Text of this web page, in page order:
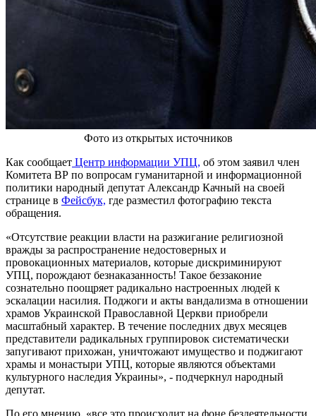
Фото из открытых источников
Как сообщает Центр информации УПЦ, об этом заявил член
Комитета ВР по вопросам гуманитарной и информационной
политики народный депутат Александр Качный на своей
странице в Фейсбук, где разместил фотографию текста
обращения.
«Отсутствие реакции власти на разжигание религиозной
вражды за распространение недостоверных и
провокационных материалов, которые дискриминируют
УПЦ, порождают безнаказанность! Такое беззаконие
сознательно поощряет радикально настроенных людей к
эскалации насилия. Поджоги и акты вандализма в отношении
храмов Украинской Православной Церкви приобрели
масштабный характер. В течение последних двух месяцев
представители радикальных группировок систематически
запугивают прихожан, уничтожают имущество и поджигают
храмы и монастыри УПЦ, которые являются объектами
культурного наследия Украины», - подчеркнул народный
депутат.
По его мнению, «все это происходит на фоне бездеятельности